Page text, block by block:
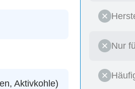
Aktivkohle)
Nur